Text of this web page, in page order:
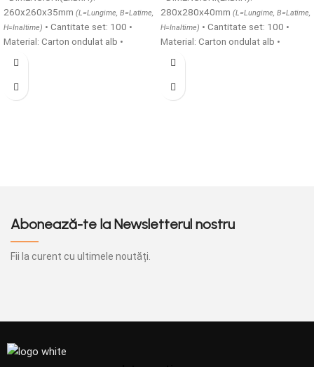
260x260x35mm (L=Lungime, B=Latime,
H=Inaltime) • Cantitate set: 100 •
Material: Carton ondulat alb •
Structura carton: microondule
carton microondule cu o grosime
280x280x40mm (L=Lungime, B=Latime,
H=Inaltime) • Cantitate set: 100 •
Material: Carton ondulat alb •
Structura carton: microondule
carton microondule cu o grosime
Abonează-te la Newsletterul nostru
Fii la curent cu ultimele noutăți.